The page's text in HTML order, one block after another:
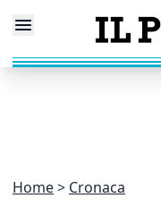
Home Cronaca